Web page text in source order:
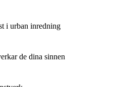
i urban inredning
de dina sinnen